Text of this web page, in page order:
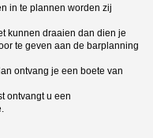
in te plannen worden zij
kunnen draaien dan dien je
te geven aan de barplanning
ontvang je een boete van
ontvangt u een